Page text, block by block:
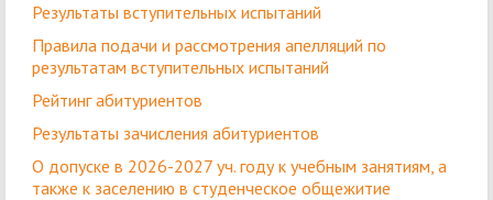
Результаты вступительных испытаний
Правила подачи и рассмотрения апелляций по
результатам вступительных испытаний
Рейтинг абитуриентов
Результаты зачисления абитуриентов
О допуске в 2026-2027 уч. году к учебным занятиям, а
также к заселению в студенческое общежитие